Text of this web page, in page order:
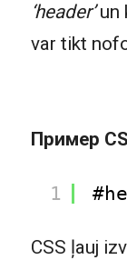
‘header’un
var tikt
Пример
1
CSS ļauj